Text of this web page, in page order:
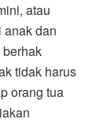
atau
anak dan
tidak harus
orang tua